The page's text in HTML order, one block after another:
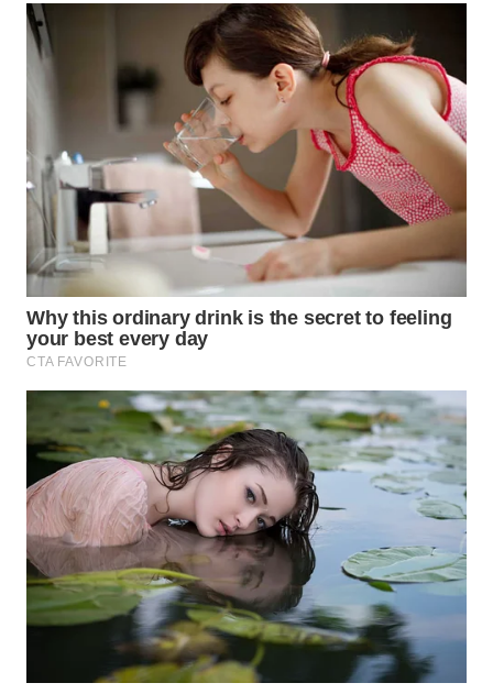
DAIRI
WN
DANAU
TOBA
WN
NIAS
WN
LANGKAT
WN
TAPANULI
SELATAN
WN
TANJUNG
LESUNG